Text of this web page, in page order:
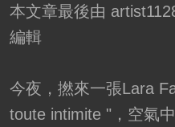
本文章最後由
編輯
今夜，撚來一張Lara
toute intimite "，空氣